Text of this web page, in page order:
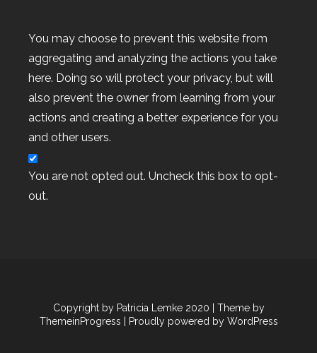
You may choose to prevent this website from
aggregating and analyzing the actions you take
here. Doing so will protect your privacy, but will
also prevent the owner from learning from your
actions and creating a better experience for you
and other users.
You are not opted out. Uncheck this box to opt-
out.
Copyright by Patricia Lemke 2020
| Theme by
ThemeinProgress
| Proudly powered by WordPress